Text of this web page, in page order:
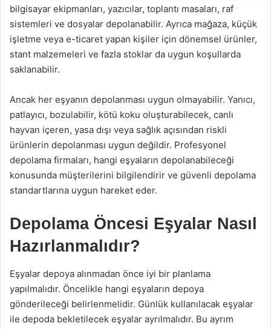
bilgisayar ekipmanları, yazıcılar, toplantı masaları, raf
sistemleri ve dosyalar depolanabilir. Ayrıca mağaza, küçük
işletme veya e-ticaret yapan kişiler için dönemsel ürünler,
stant malzemeleri ve fazla stoklar da uygun koşullarda
saklanabilir.
Ancak her eşyanın depolanması uygun olmayabilir. Yanıcı,
patlayıcı, bozulabilir, kötü koku oluşturabilecek, canlı
hayvan içeren, yasa dışı veya sağlık açısından riskli
ürünlerin depolanması uygun değildir. Profesyonel
depolama firmaları, hangi eşyaların depolanabileceği
konusunda müşterilerini bilgilendirir ve güvenli depolama
standartlarına uygun hareket eder.
Depolama Öncesi Eşyalar Nasıl
Hazırlanmalıdır?
Eşyalar depoya alınmadan önce iyi bir planlama
yapılmalıdır. Öncelikle hangi eşyaların depoya
gönderileceği belirlenmelidir. Günlük kullanılacak eşyalar
ile depoda bekletilecek eşyalar ayrılmalıdır. Bu ayrım